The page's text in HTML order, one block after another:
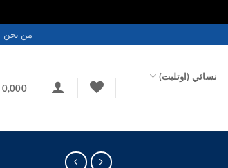
من نحن
نسائي (اوتليت)
0,000